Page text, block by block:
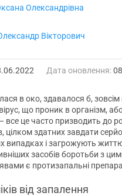
Олександрівна
Вікторович
Дата оновлення:
в око, здавалося б, зовсім
що проник в організм,
все це часто призводить до
цілком здатних завдати
випадках і загрожують
засобів боротьби з
є протизапальні
від запалення